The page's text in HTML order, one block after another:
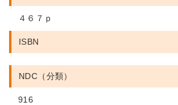
４６７ｐ
ISBN
NDC（分類）
916